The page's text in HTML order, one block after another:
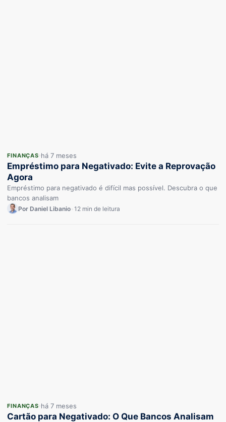
FINANÇAS há 7 meses
Empréstimo para Negativado: Evite a Reprovação
Agora
Empréstimo para negativado é difícil mas possível. Descubra o que
bancos analisam
Por Daniel Libanio 12 min de leitura
FINANÇAS há 7 meses
Cartão para Negativado: O Que Bancos Analisam